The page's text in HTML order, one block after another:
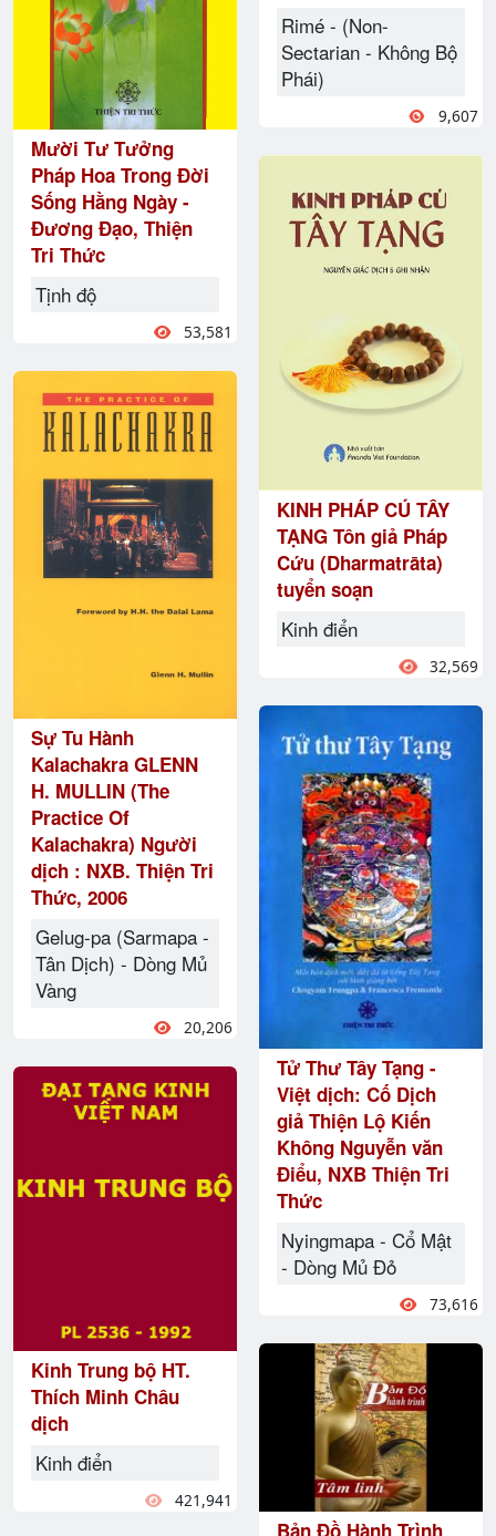
Mười Tư Tưởng
Pháp Hoa Trong Đời
Sống Hằng Ngày -
Đương Đạo, Thiện
Tri Thức
Tịnh độ
53,581
Sự Tu Hành
Kalachakra GLENN
H. MULLIN (The
Practice Of
Kalachakra) Người
dịch : NXB. Thiện Tri
Thức, 2006
Gelug-pa (Sarmapa -
Tân Dịch) - Dòng Mủ
Vàng
20,206
Kinh Trung bộ HT.
Thích Minh Châu
dịch
Kinh điển
421,941
Rimé - (Non-
Sectarian - Không Bộ
Phái)
9,607
KINH PHÁP CÚ TÂY
TẠNG Tôn giả Pháp
Cứu (Dharmatrāta)
tuyển soạn
Kinh điển
32,569
Tử Thư Tây Tạng -
Việt dịch: Cố Dịch
giả Thiện Lộ Kiến
Không Nguyễn văn
Điểu, NXB Thiện Tri
Thức
Nyingmapa - Cổ Mật
- Dòng Mủ Đỏ
73,616
Bản Đồ Hành Trình